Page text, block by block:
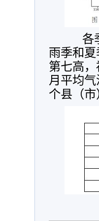
各季
雨季和
第七高
月平均
个县（